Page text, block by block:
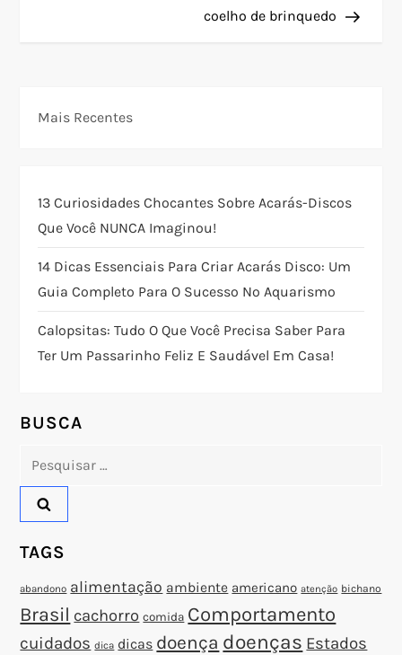
a
ã
o
d
e
o
s
t
coelho de brinquedo
Mais Recentes
13 Curiosidades Chocantes Sobre Acarás-Discos
Que Você NUNCA Imaginou!
14 Dicas Essenciais Para Criar Acarás Disco: Um
Guia Completo Para O Sucesso No Aquarismo
Calopsitas: Tudo O Que Você Precisa Saber Para
Ter Um Passarinho Feliz E Saudável Em Casa!
BUSCA
Pesquisar
TAGS
abandono alimentação ambiente americano atenção bichano
Brasil cachorro comida Comportamento
cuidados dica dicas doença doenças Estados